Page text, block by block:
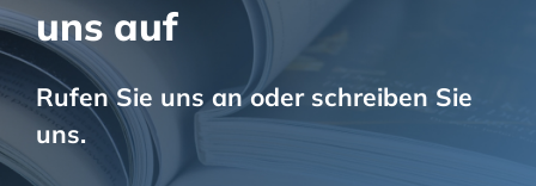
uns auf
Rufen Sie uns an oder schreiben Sie
uns.